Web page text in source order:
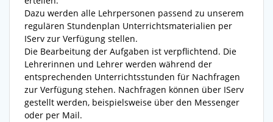
Dazu werden alle Lehrpersonen passend zu unserem
regulären Stundenplan Unterrichtsmaterialien per
IServ zur Verfügung stellen.
Die Bearbeitung der Aufgaben ist verpflichtend. Die
Lehrerinnen und Lehrer werden während der
entsprechenden Unterrichtsstunden für Nachfragen
zur Verfügung stehen. Nachfragen können über IServ
gestellt werden, beispielsweise über den Messenger
oder per Mail.